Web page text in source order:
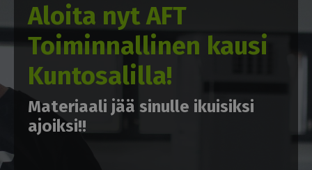
Aloita nyt AFT
Toiminnallinen kausi
Kuntosalilla!
Materiaali jää sinulle ikuisiksi
ajoiksi!!